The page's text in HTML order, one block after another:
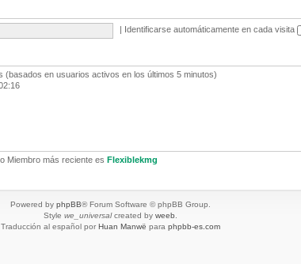
Identificarse automáticamente en cada visita
en usuarios activos en los últimos 5 minutos)
Miembro más reciente es Flexiblekmg
Powered by phpBB® Forum Software © phpBB Group.
Style we_universalcreated by weeb
Traducción al español por Huan Manwë para phpbb-es.com